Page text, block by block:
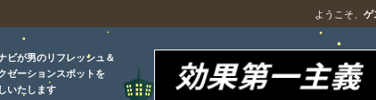
ようこそ、 ゲ
ビが男のリフレッシュ＆
ゼーションスポットを
いたします